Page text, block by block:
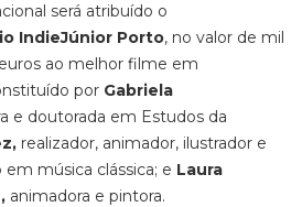
será atribuído o
IndieJúnior Porto, no valor de mil
ao melhor filme em
por Gabriela
e doutorada em Estudos da
realizador, animador, ilustrador e
música clássica; e Laura
, animadora e pintora.